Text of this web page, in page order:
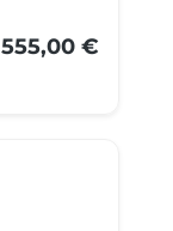
555,00 €